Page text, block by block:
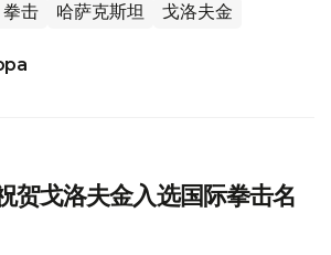
拳击 哈萨克斯坦 戈洛夫金
贺戈洛夫金入选国际拳击名